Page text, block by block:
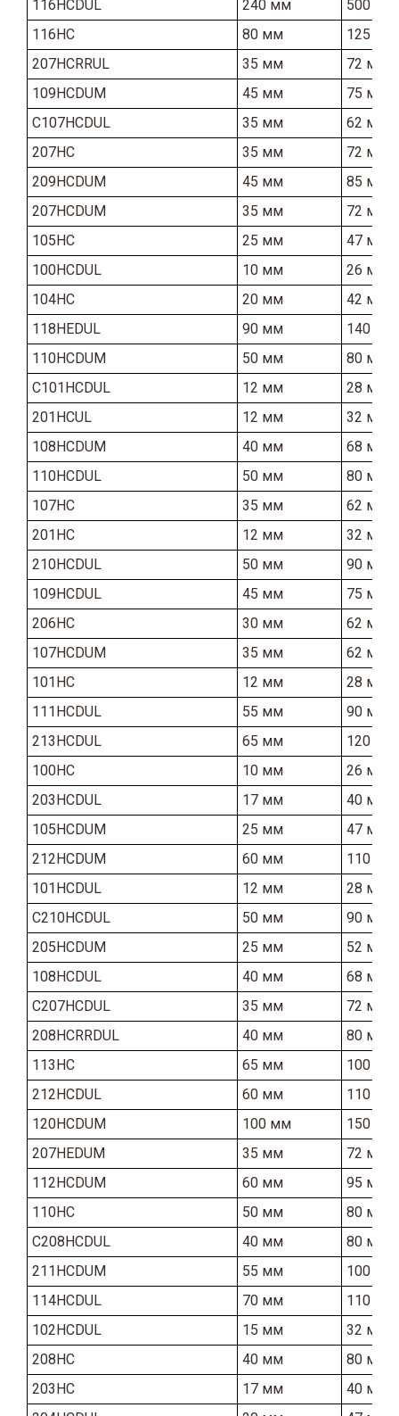
116HCDUL
240 мм
500 мм
116HC
80 мм
125 мм
207HCRRUL
35 мм
72 мм
109HCDUM
45 мм
75 мм
C107HCDUL
35 мм
62 мм
207HC
35 мм
72 мм
209HCDUM
45 мм
85 мм
207HCDUM
35 мм
72 мм
105HC
25 мм
47 мм
100HCDUL
10 мм
26 мм
104HC
20 мм
42 мм
118HEDUL
90 мм
140 мм
110HCDUM
50 мм
80 мм
C101HCDUL
12 мм
28 мм
201HCUL
12 мм
32 мм
108HCDUM
40 мм
68 мм
110HCDUL
50 мм
80 мм
107HC
35 мм
62 мм
201HC
12 мм
32 мм
210HCDUL
50 мм
90 мм
109HCDUL
45 мм
75 мм
206HC
30 мм
62 мм
107HCDUM
35 мм
62 мм
101HC
12 мм
28 мм
111HCDUL
55 мм
90 мм
213HCDUL
65 мм
120 мм
100HC
10 мм
26 мм
203HCDUL
17 мм
40 мм
105HCDUM
25 мм
47 мм
212HCDUM
60 мм
110 мм
101HCDUL
12 мм
28 мм
C210HCDUL
50 мм
90 мм
205HCDUM
25 мм
52 мм
108HCDUL
40 мм
68 мм
C207HCDUL
35 мм
72 мм
208HCRRDUL
40 мм
80 мм
113HC
65 мм
100 мм
212HCDUL
60 мм
110 мм
120HCDUM
100 мм
150 мм
207HEDUM
35 мм
72 мм
112HCDUM
60 мм
95 мм
110HC
50 мм
80 мм
C208HCDUL
40 мм
80 мм
211HCDUM
55 мм
100 мм
114HCDUL
70 мм
110 мм
102HCDUL
15 мм
32 мм
208HC
40 мм
80 мм
203HC
17 мм
40 мм